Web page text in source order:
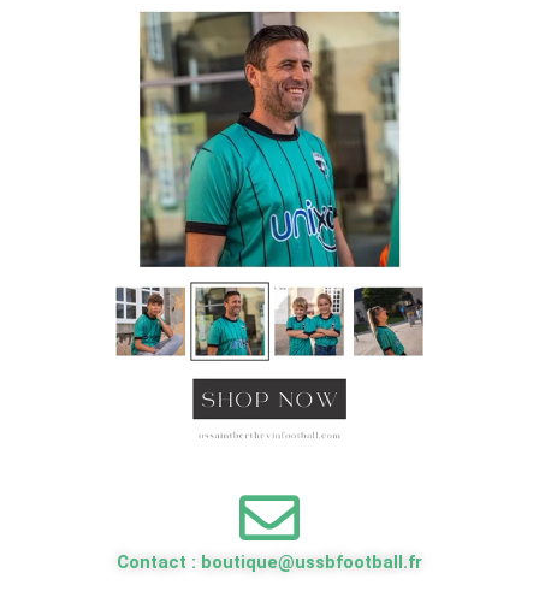
Contact : boutique@ussbfootball.fr